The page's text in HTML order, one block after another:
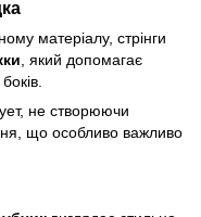
матеріалу, стрінги
, який допомагає
не створюючи
що особливо важливо